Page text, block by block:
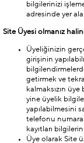
bilgilerinizi
adresinde yer
Site Üyesi olmanız
Üyeliğinizin
girişinin
getirmek ve
kalmaksızın
yine üyelik
yapılabilmesini
telefonu
kayıtları
Üye olarak Site